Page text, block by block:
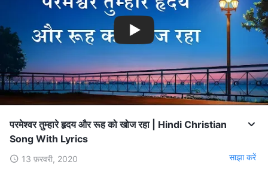
परमेश्वर तुम्हारे हृदय और रूह को खोज रहा | Hindi Christian
Song With Lyrics
13 फ़रवरी, 2020 साझा करें